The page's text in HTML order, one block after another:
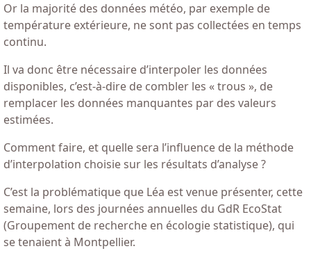
Or la majorité des données météo, par exemple de
température extérieure, ne sont pas collectées en temps
continu.
Il va donc être nécessaire d’interpoler les données
disponibles, c’est-à-dire de combler les « trous », de
remplacer les données manquantes par des valeurs
estimées.
Comment faire, et quelle sera l’influence de la méthode
d’interpolation choisie sur les résultats d’analyse ?
C’est la problématique que Léa est venue présenter, cette
semaine, lors des journées annuelles du GdR EcoStat
(Groupement de recherche en écologie statistique), qui
se tenaient à Montpellier.